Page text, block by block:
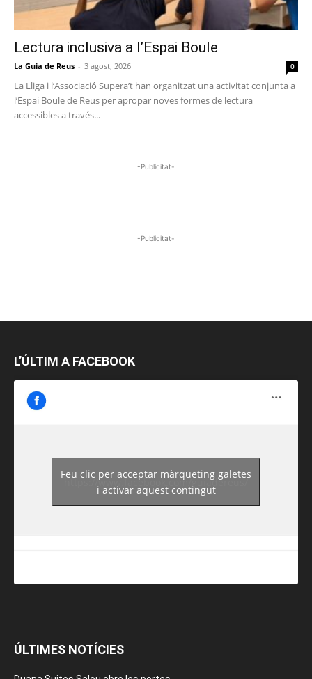
Lectura inclusiva a l’Espai Boule
La Guia de Reus - 3 agost, 2026 0
La Lliga i l’Associació Supera’t han organitzat una activitat conjunta a
l’Espai Boule de Reus per apropar noves formes de lectura
accessibles a través...
-Publicitat-
-Publicitat-
L’ÚLTIM A FACEBOOK
https://www.facebook.com/guiadereus/
Feu clic per acceptar màrqueting galetes
i activar aquest contingut
ÚLTIMES NOTÍCIES